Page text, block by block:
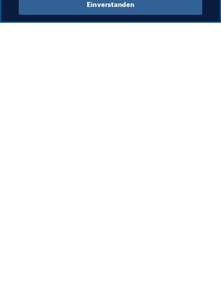
Einverstanden